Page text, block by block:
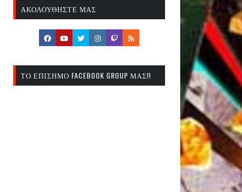
ΑΚΟΛΟΥΘΉΣΤΕ ΜΑΣ
ΤΟ ΕΠΊΣΗΜΟ FACEBOOK GROUP ΜΑΣ!!